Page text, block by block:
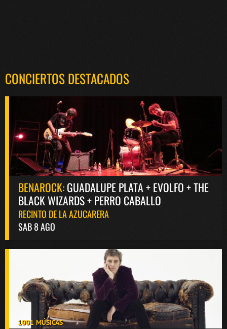
CONCIERTOS DESTACADOS
BENAROCK:GUADALUPE PLATA + EVOLFO + THE
BLACK WIZARDS + PERRO CABALLO
RECINTO DE LA AZUCARERA
SAB 8 AGO
1001 MÚSICAS